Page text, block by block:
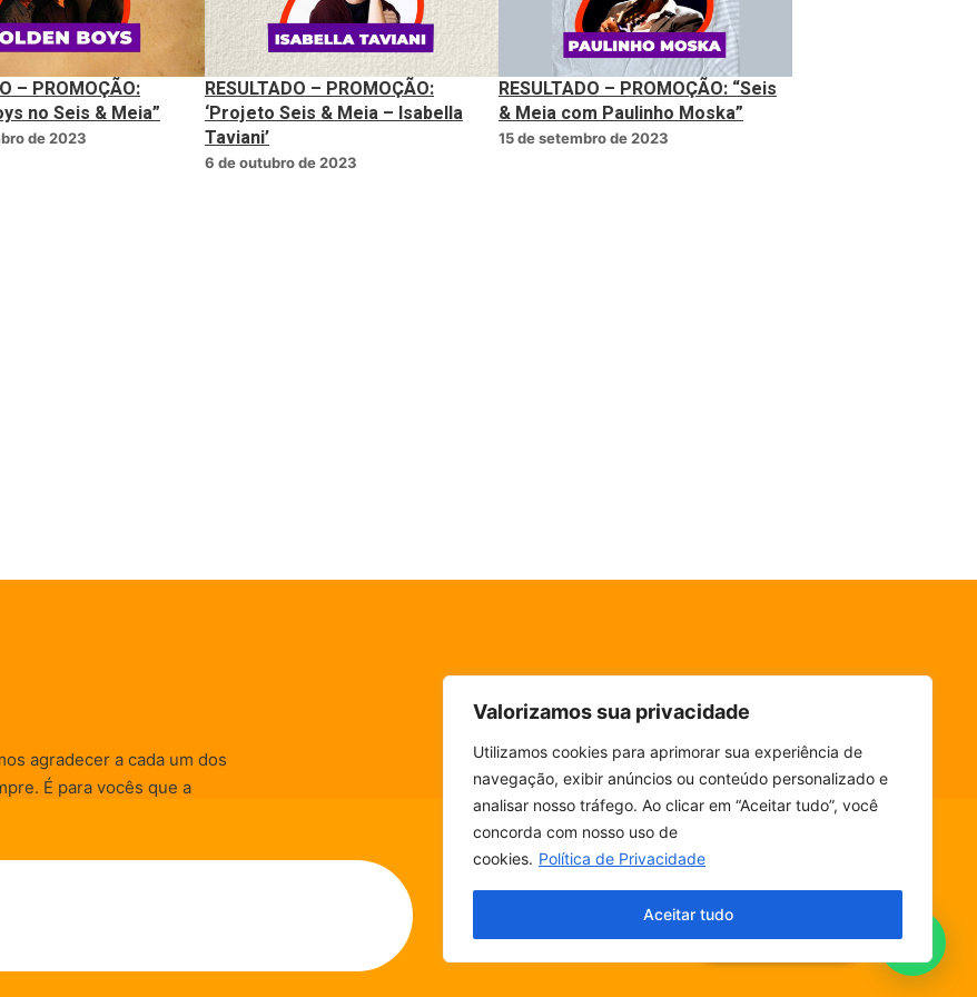
Valorizamos sua privacidade
Utilizamos cookies para aprimorar sua experiência de
navegação, exibir anúncios ou conteúdo personalizado e
analisar nosso tráfego. Ao clicar em “Aceitar tudo”, você
concorda com nosso uso de
cookies. Política de Privacidade
Aceitar tudo
ESCUTE SEM PARAR! BAIXE O NOSSO APP.
– PROMOÇÃO:
no Seis & Meia”
de 2023
RESULTADO – PROMOÇÃO:
‘Projeto Seis & Meia – Isabella
Taviani’
6 de outubro de 2023
RESULTADO – PROMOÇÃO: “Seis
& Meia com Paulinho Moska”
15 de setembro de 2023
agradecer a cada um dos
É para vocês que a
são realizadas.
Fala, ouvinte!